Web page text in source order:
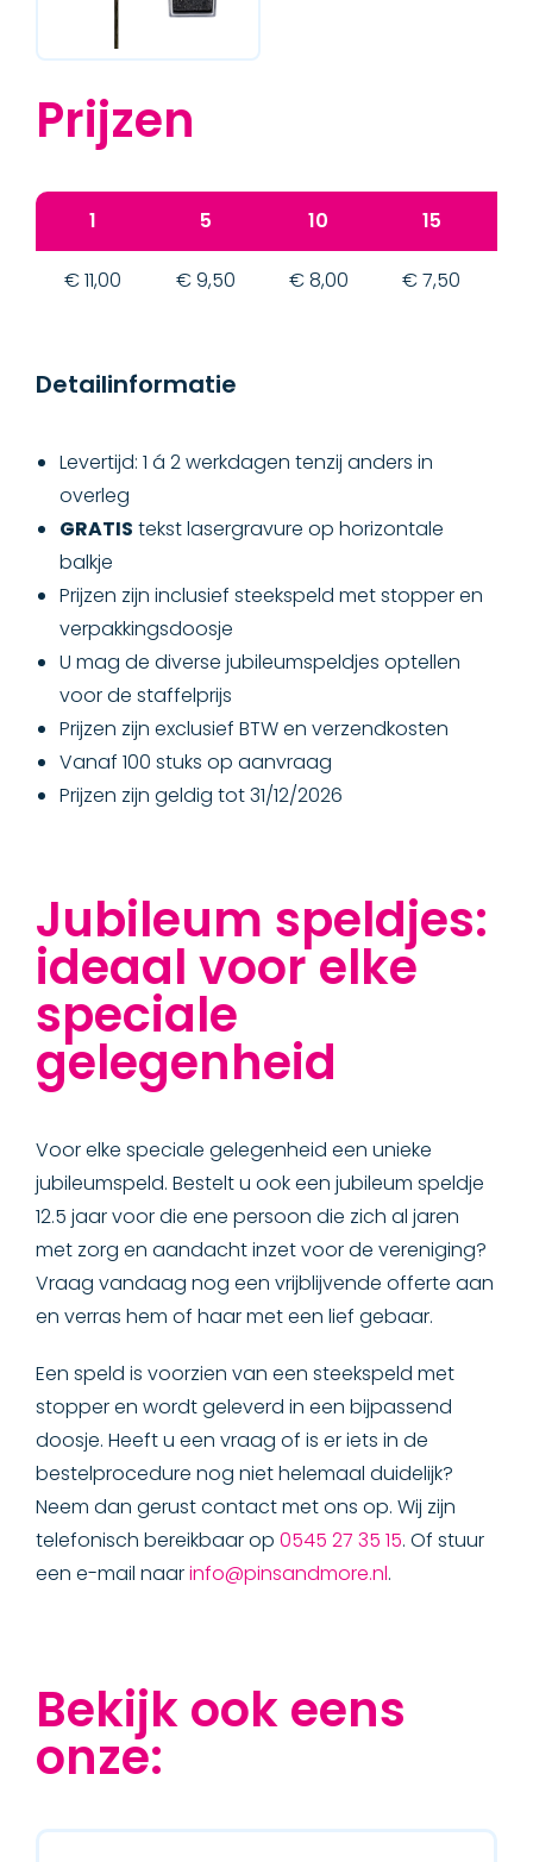
Prijzen
1 5 10 15
€ 11,00 € 9,50 € 8,00 € 7,50
Detailinformatie
Levertijd: 1 á 2 werkdagen tenzij anders in
overleg
GRATIS tekst lasergravure op horizontale
balkje
Prijzen zijn inclusief steekspeld met stopper en
verpakkingsdoosje
U mag de diverse jubileumspeldjes optellen
voor de staffelprijs
Prijzen zijn exclusief BTW en verzendkosten
Vanaf 100 stuks op aanvraag
Prijzen zijn geldig tot 31/12/2026
Jubileum speldjes:
ideaal voor elke
speciale
gelegenheid
Voor elke speciale gelegenheid een unieke
jubileumspeld. Bestelt u ook een jubileum speldje
12.5 jaar voor die ene persoon die zich al jaren
met zorg en aandacht inzet voor de vereniging?
Vraag vandaag nog een vrijblijvende offerte aan
en verras hem of haar met een lief gebaar.
Een speld is voorzien van een steekspeld met
stopper en wordt geleverd in een bijpassend
doosje. Heeft u een vraag of is er iets in de
bestelprocedure nog niet helemaal duidelijk?
Neem dan gerust contact met ons op. Wij zijn
telefonisch bereikbaar op 0545 27 35 15. Of stuur
een e-mail naarinfo@pinsandmore.nl.
Bekijk ook eens
onze: